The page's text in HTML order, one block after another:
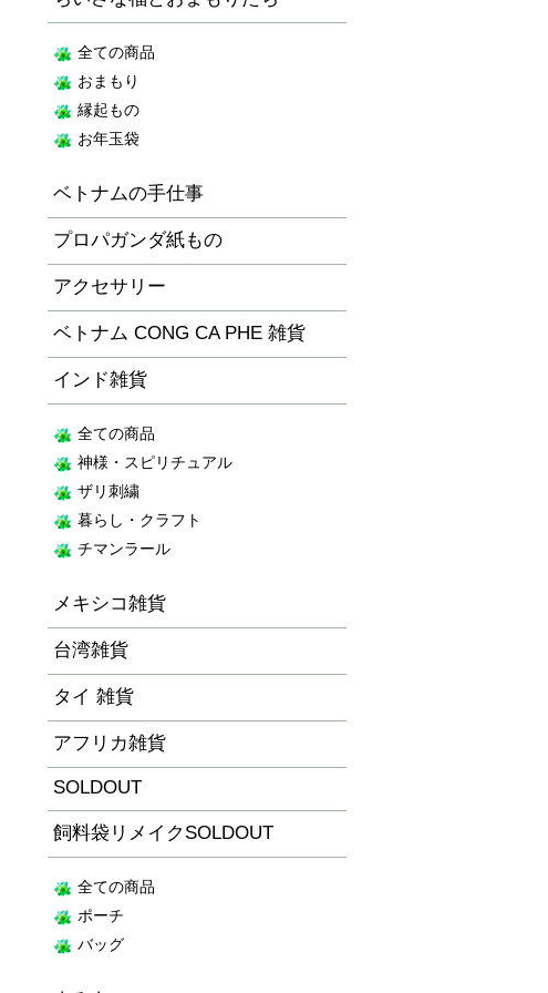
全ての商品
おまもり
縁起もの
お年玉袋
ベトナムの手仕事
プロパガンダ紙もの
アクセサリー
ベトナム CONG CA PHE 雑貨
インド雑貨
全ての商品
神様・スピリチュアル
ザリ刺繍
暮らし・クラフト
チマンラール
メキシコ雑貨
台湾雑貨
タイ 雑貨
アフリカ雑貨
SOLDOUT
飼料袋リメイクSOLDOUT
全ての商品
ポーチ
バッグ